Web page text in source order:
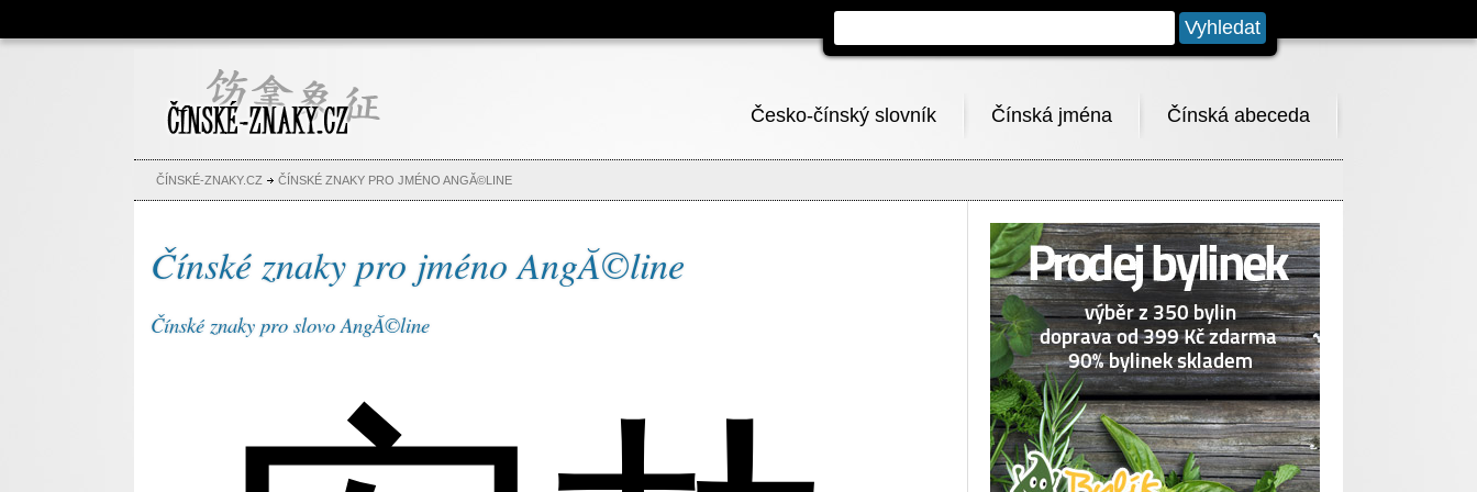
Čínské znaky, česko-čínský
slovník, abeceda, jména,
tetování
Česko-čínský slovník Čínská jména Čínská abeceda
ČÍNSKÉ-ZNAKY.CZ ČÍNSKÉ ZNAKY PRO JMÉNO ANGĂ©LINE
Čínské znaky pro jméno AngĂ©line
Čínské znaky pro slovo AngĂ©line